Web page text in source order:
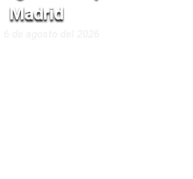
Madrid